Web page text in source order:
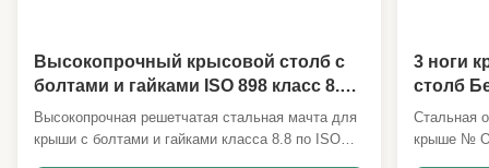
Высокопрочный крысовой столб с
болтами и гайками ISO 898 класс 8.8
для самоподдерживающихся
трубчатых башен
Высокопрочная решетчатая стальная мачта для
крыши с болтами и гайками класса 8.8 по ISO
3 ноги
столб
болты
Стальная
крыше №